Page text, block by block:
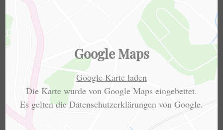
Google Maps
Google Karte laden
Die Karte wurde von Google Maps eingebettet.
Es gelten dieDatenschutzerklärungen von Google.